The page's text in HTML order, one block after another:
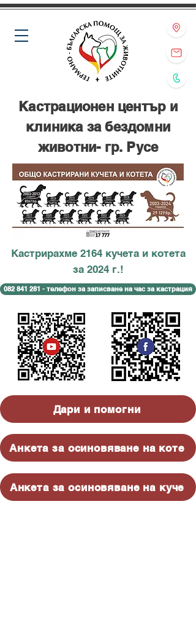
Кастрирахме 2164 кучета и котета
за 2024 г.!
082 841 281 - телефон за записване на час за кастрация
Кастрационен център и
клиника за бездомни
животни- гр. Русе
Дари и помогни
Анкета за осиновяване на коте
Анкета за осиновяване на куче